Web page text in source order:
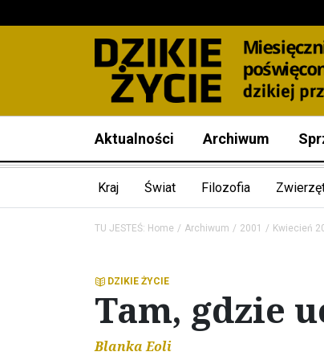
Aktualności Archiwum
Kraj Świat Filozofia
TU JESTEŚ: Home Archiwum 2001 Kwiecień
DZIKIE ŻYCIE
Tam, gdzie
Blanka Eoli